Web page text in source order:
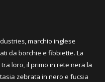
marchio inglese
da borchie e fibbiette. La
loro, il primo in rete nera la
zebrata in nero e fucsia